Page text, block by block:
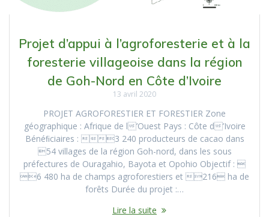
Projet d’appui à l’agroforesterie et à la
foresterie villageoise dans la région
de Goh-Nord en Côte d’Ivoire
13 avril 2020
PROJET AGROFORESTIER ET FORESTIER Zone
géographique : Afrique de l’Ouest Pays : Côte d’Ivoire
Bénéﬁciaires : 3 240 producteurs de cacao dans
54 villages de la région Goh-nord, dans les sous
préfectures de Ouragahio, Bayota et Opohio Objectif : 
6 480 ha de champs agroforestiers et 216 ha de
forêts Durée du projet :…
Lire la suite